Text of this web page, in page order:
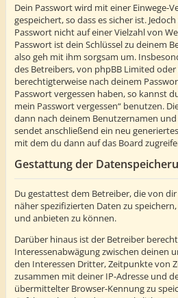
Dein Passwort wird mit einer Einwege-
gespeichert, so dass es sicher ist.
Passwort nicht auf einer Vielzahl von
Passwort ist dein Schlüssel zu deinem
also geh mit ihm sorgsam um.
des Betreibers, von phpBB Limited
berechtigterweise nach deinem
Passwort vergessen haben, so kannst
mein Passwort vergessen“ benutzen.
dann nach deinem Benutzernamen
sendet anschließend ein neu
mit dem du dann auf das Board
Gestattung der
Du gestattest dem Betreiber, die von
näher spezifizierten Daten zu
und anbieten zu können.
Darüber hinaus ist der Betreiber
Interessenabwägung zwischen deinen
den Interessen Dritter, Zeitpunkte von
zusammen mit deiner IP-Adresse und
übermittelter Browser-Kennung zu